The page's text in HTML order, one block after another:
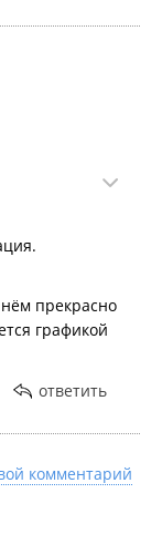
прекрасно
графикой
ответить
комментарий